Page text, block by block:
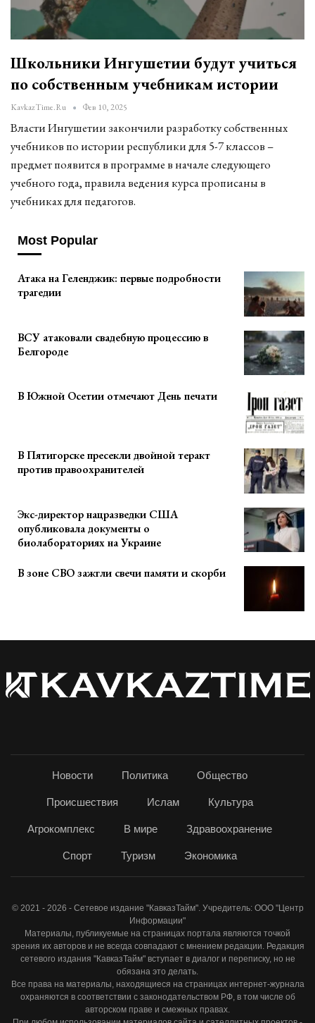
Школьники Ингушетии будут учиться
по собственным учебникам истории
KavkazTime.ru Фев 10, 2025
Власти Ингушетии закончили разработку собственных
учебников по истории республики для 5-7 классов –
предмет появится в программе в начале следующего
учебного года, правила ведения курса прописаны в
учебниках для педагогов.
Most Popular
Атака на Геленджик: первые подробности
трагедии
ВСУ атаковали свадебную процессию в
Белгороде
В Южной Осетии отмечают День печати
В Пятигорске пресекли двойной теракт
против правоохранителей
Экс-директор нацразведки США
опубликовала документы о
биолабораториях на Украине
В зоне СВО зажгли свечи памяти и скорби
Новости Политика Общество
Происшествия Ислам Культура
Агрокомплекс В мире Здравоохранение
Спорт Туризм Экономика
© 2021 - 2026 - Сетевое издание "КавказТайм". Учредитель: ООО "Центр
Информации"
Материалы, публикуемые на страницах портала являются точкой
зрения их авторов и не всегда совпадают с мнением редакции. Редакция
сетевого издания "КавказТайм" вступает в диалог и переписку, но не
обязана это делать.
Все права на материалы, находящиеся на страницах интернет-журнала
охраняются в соответствии с законодательством РФ, в том числе об
авторском праве и смежных правах.